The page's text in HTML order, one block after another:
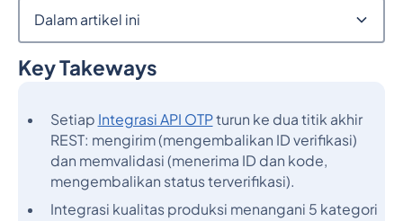
Key Takeways
Setiap Integrasi API OTPturun ke dua titik akhir
REST: mengirim (mengembalikan ID verifikasi)
dan memvalidasi (menerima ID dan kode,
mengembalikan status terverifikasi).
Integrasi kualitas produksi menangani 5 kategori
Dalam artikel ini
Judul 2